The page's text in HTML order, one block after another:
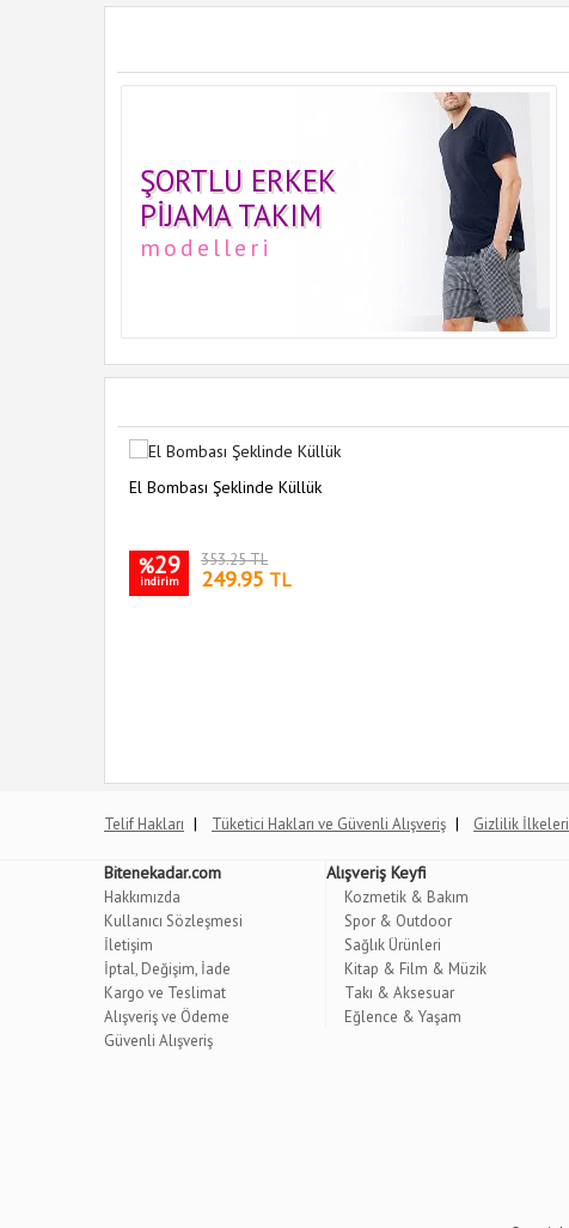
ŞORTLU ERKEK
PIJAMA TAKIM
modelleri
El Bombası Şeklinde Küllük
%29
indirim
353.25 TL
249.95 TL
Telif Hakları | Tüketici Hakları ve Güvenli Alışveriş | Gizlilik
Bitenekadar.com
Hakkımızda
Kullanıcı Sözleşmesi
İletişim
İptal, Değişim, İade
Kargo ve Teslimat
Alışveriş ve Ödeme
Güvenli Alışveriş
Alışveriş Keyfi
Kozmetik & Bakım
Spor & Outdoor
Sağlık Ürünleri
Kitap & Film & Müzik
Takı & Aksesuar
Eğlence & Yaşam